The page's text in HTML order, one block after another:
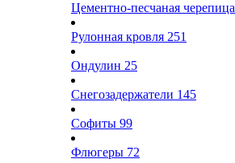
Цементно-песчаная черепица
Рулонная кровля 251
Ондулин 25
Снегозадержатели 145
Софиты 99
Флюгеры 72